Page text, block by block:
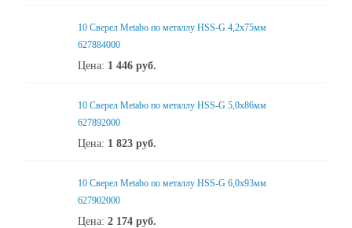
10 Сверел Metabo по металлу HSS-G 4,2x75мм
627884000
Цена: 1 446 руб.
10 Сверел Metabo по металлу HSS-G 5,0x86мм
627892000
Цена: 1 823 руб.
10 Сверел Metabo по металлу HSS-G 6,0x93мм
627902000
Цена: 2 174 руб.